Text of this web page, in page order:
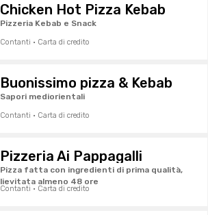
Chicken Hot Pizza Kebab
Pizzeria Kebab e Snack
Contanti · Carta di credito
Buonissimo pizza & Kebab
Sapori mediorientali
Contanti · Carta di credito
Pizzeria Ai Pappagalli
Pizza fatta con ingredienti di prima qualità,
lievitata almeno 48 ore
Contanti · Carta di credito